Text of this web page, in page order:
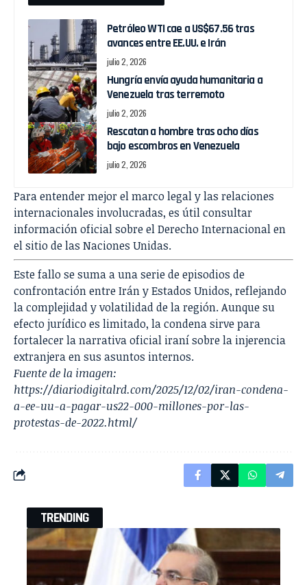
Petróleo WTI cae a US$67.56 tras
avances entre EE.UU. e Irán
julio 2, 2026
Hungría envía ayuda humanitaria a
Venezuela tras terremoto
julio 2, 2026
Rescatan a hombre tras ocho días
bajo escombros en Venezuela
julio 2, 2026
Para entender mejor el marco legal y las relaciones
internacionales involucradas, es útil consultar
información oficial sobre el Derecho Internacional en
el sitio de las Naciones Unidas.
Este fallo se suma a una serie de episodios de
confrontación entre Irán y Estados Unidos, reflejando
la complejidad y volatilidad de la región. Aunque su
efecto jurídico es limitado, la condena sirve para
fortalecer la narrativa oficial iraní sobre la injerencia
extranjera en sus asuntos internos.
Fuente de la imagen:
https://diariodigitalrd.com/2025/12/02/iran-condena-
a-ee-uu-a-pagar-us22-000-millones-por-las-
protestas-de-2022.html/
TRENDING